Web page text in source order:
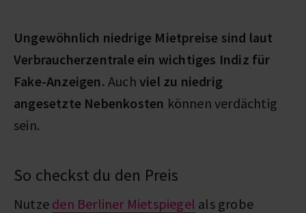
Ungewöhnlich niedrige Mietpreise sind laut
Verbraucherzentrale ein wichtiges Indiz für
Fake-Anzeigen. Auchviel zu niedrig
angesetzte Nebenkosten können verdächtig
sein.
So checkst du den Preis
Nutze den Berliner Mietspiegel als grobe